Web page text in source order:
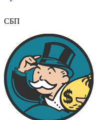
СБП